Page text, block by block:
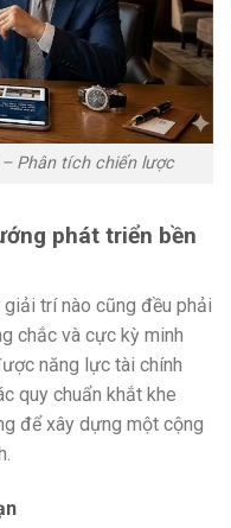
Phân tích chiến lược
phát triển bền
trí nào cũng đều phải
chắc và cực kỳ minh
năng lực tài chính
quy chuẩn khắt khe
để xây dựng một cộng